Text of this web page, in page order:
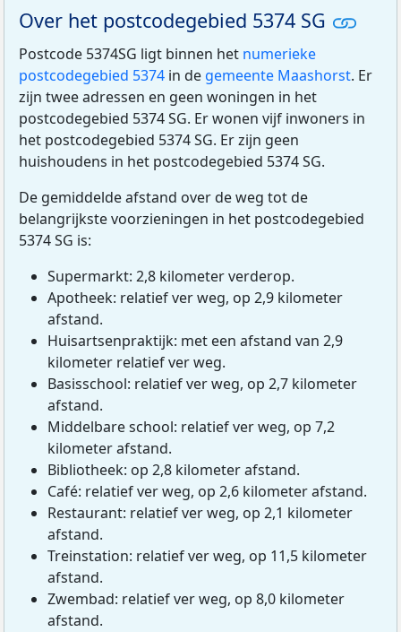
Over het postcodegebied 5374 SG
Postcode 5374SG ligt binnen het numerieke
postcodegebied 5374 in de gemeente Maashorst. Er
zijn twee adressen en geen woningen in het
postcodegebied 5374 SG. Er wonen vijf inwoners in
het postcodegebied 5374 SG. Er zijn geen
huishoudens in het postcodegebied 5374 SG.
De gemiddelde afstand over de weg tot de
belangrijkste voorzieningen in het postcodegebied
5374 SG is:
Supermarkt: 2,8 kilometer verderop.
Apotheek: relatief ver weg, op 2,9 kilometer
afstand.
Huisartsenpraktijk: met een afstand van 2,9
kilometer relatief ver weg.
Basisschool: relatief ver weg, op 2,7 kilometer
afstand.
Middelbare school: relatief ver weg, op 7,2
kilometer afstand.
Bibliotheek: op 2,8 kilometer afstand.
Café: relatief ver weg, op 2,6 kilometer afstand.
Restaurant: relatief ver weg, op 2,1 kilometer
afstand.
Treinstation: relatief ver weg, op 11,5 kilometer
afstand.
Zwembad: relatief ver weg, op 8,0 kilometer
afstand.